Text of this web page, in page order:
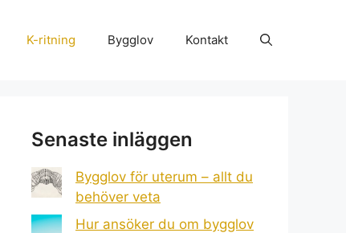
K-ritning Bygglov Kontakt
Senaste inläggen
Bygglov för uterum – allt du
behöver veta
Hur ansöker du om bygglov